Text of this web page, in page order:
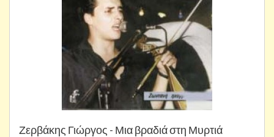
Ζερβάκης Γιώργος - Μια βραδιά στη Μυρτιά